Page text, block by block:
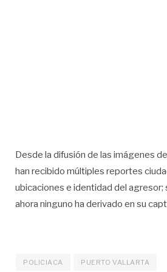
Desde la difusión de las imágenes
han recibido múltiples reportes
ubicaciones e identidad del agresor;
ahora ninguno ha derivado en su
POLICIACA PUERTO VALLARTA